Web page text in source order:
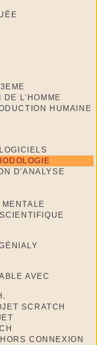
DE L'HOMME
HUMAINE
D'ANALYSE
AVEC
SCRATCH
CONNEXION